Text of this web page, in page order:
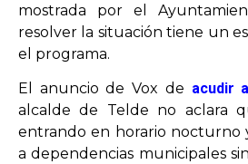
mostrada por el
resolver la situación tiene un
el programa.
El anuncio de Vox de acudir
alcalde de Telde no aclara
entrando en horario nocturno
a dependencias municipales